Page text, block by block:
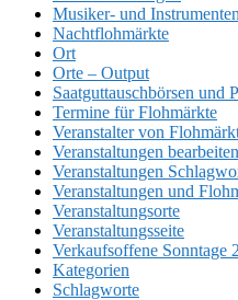
Musiker- und
Nachtflohmärkte
Ort
Orte – Output
Saatguttauschbörsen und
Termine für Flohmärkte
Veranstalter von
Veranstaltungen bearbeiten
Veranstaltungen
Veranstaltungen und
Veranstaltungsorte
Veranstaltungsseite
Verkaufsoffene Sonntage
Kategorien
Schlagworte